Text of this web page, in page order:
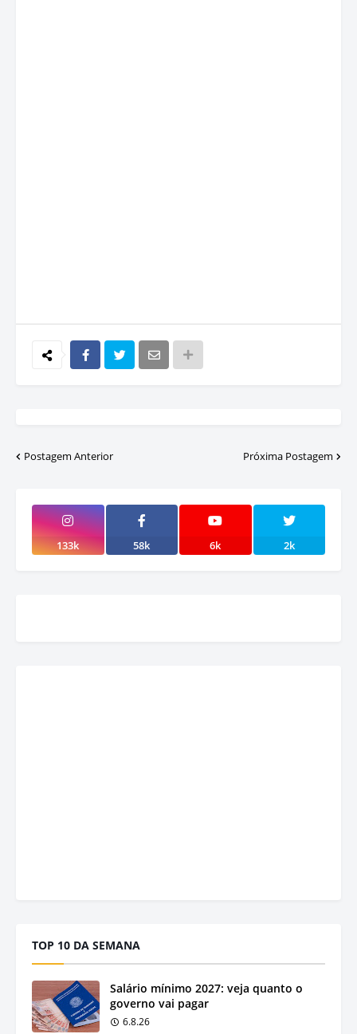
Postagem Anterior Próxima Postagem
133k 58k 6k 2k
TOP 10 DA SEMANA
Salário mínimo 2027: veja quanto o
governo vai pagar
6.8.26